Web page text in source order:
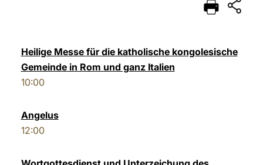
中文
Heilige Messe für die katholische kongolesische
Gemeinde in Rom und ganz Italien
10:00
Angelus
12:00